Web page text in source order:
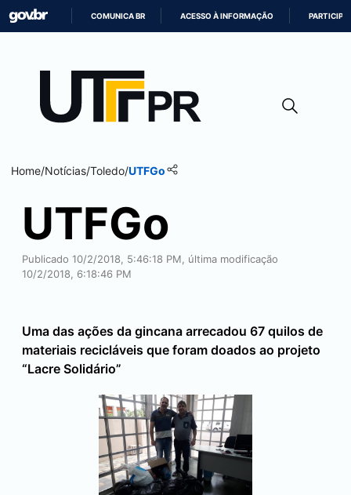
CONTEÚDO
COMUNICA BR ACESSO À INFORMAÇÃO PARTICIPE
Home/Notícias/Toledo/UTFGo
UTFGo
Publicado 10/2/2018, 5:46:18 PM, última modificação
10/2/2018, 6:18:46 PM
Uma das ações da gincana arrecadou 67 quilos de
materiais recicláveis que foram doados ao projeto
“Lacre Solidário”